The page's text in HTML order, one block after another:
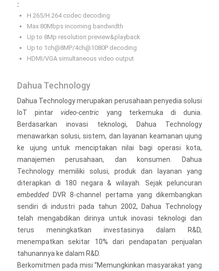
:
H.265/H.264 codec decoding
Max 80Mbps incoming bandwidth
Up to 8Mp resolution preview&playback
Up to 1ch@8MP/4ch@1080P decoding
HDMI/VGA simultaneous video output
Dahua Technology
Dahua Technology merupakan perusahaan penyedia solusi
IoT pintarvideo-centric yang terkemuka di dunia.
Berdasarkan inovasi teknologi, Dahua Technology
menawarkan solusi, sistem, dan layanan keamanan ujung
ke ujung untuk menciptakan nilai bagi operasi kota,
manajemen perusahaan, dan konsumen. Dahua
Technology memiliki solusi, produk dan layanan yang
diterapkan di 180 negara & wilayah. Sejak peluncuran
embedded DVR 8-channel pertama yang dikembangkan
sendiri di industri pada tahun 2002, Dahua Technology
telah mengabdikan dirinya untuk inovasi teknologi dan
terus meningkatkan investasinya dalam R&D,
menempatkan sekitar 10% dari pendapatan penjualan
tahunannya ke dalam R&D.
Berkomitmen pada misi “Memungkinkan masyarakat yang